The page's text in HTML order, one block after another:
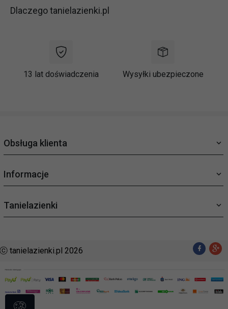
Dlaczego tanielazienki.pl
13 lat doświadczenia Wysyłki ubezpieczone
Obsługa klienta
Informacje
Tanielazienki
sklep@tanielazienki.pl
ⓒ tanielazienki.pl 2026